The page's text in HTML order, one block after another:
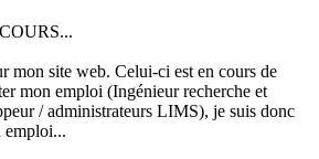
mon site web. Celui-ci est en cours de
mon emploi (Ingénieur recherche et
/ administrateurs LIMS), je suis donc
emploi...